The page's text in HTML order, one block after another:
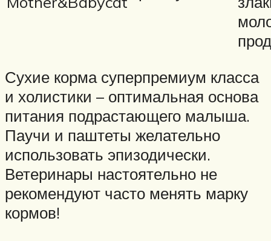
Сухие корма суперпремиум класса
и холистики – оптимальная основа
питания подрастающего малыша.
Паучи и паштеты желательно
использовать эпизодически.
Ветеринары настоятельно не
рекомендуют часто менять марку
кормов!